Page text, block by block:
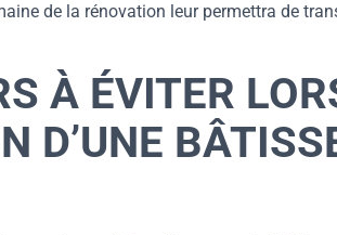
de la rénovation leur permettra de
À ÉVITER
D’UNE